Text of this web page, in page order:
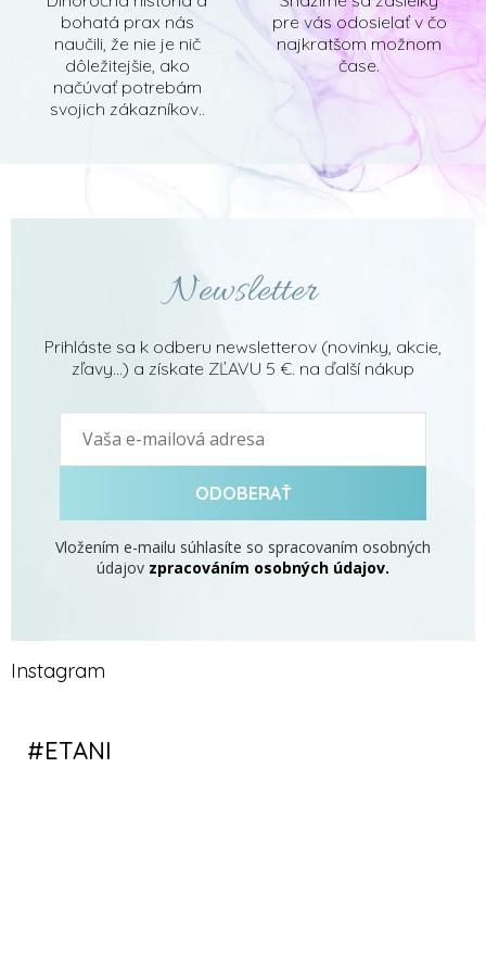
bohatá prax nás
naučili, že nie je nič
dôležitejšie, ako
načúvať potrebám
svojich zákazníkov..
pre vás odosielať v čo
najkratšom možnom
čase.
Newsletter
Prihláste sa k odberu newsletterov (novinky, akcie,
zľavy...) a získate ZĽAVU 5 €. na ďalší nákup
ODOBERAŤ
Vložením e-mailu súhlasíte so spracovaním osobných
údajov zpracováním osobných údajov.
Instagram